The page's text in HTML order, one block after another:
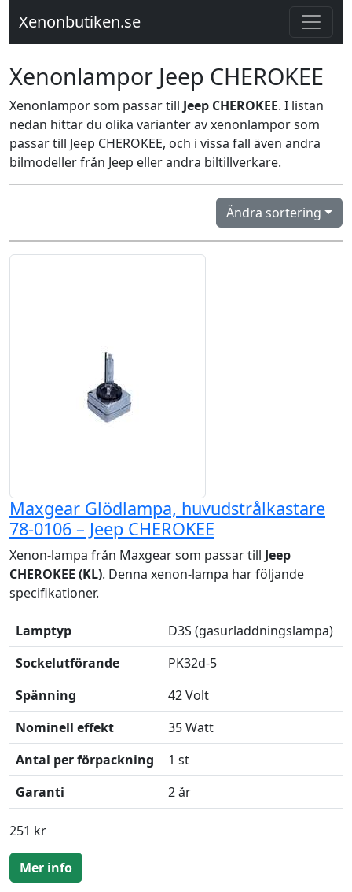
Xenonbutiken.se
Xenonlampor Jeep CHEROKEE
Xenonlampor som passar till Jeep CHEROKEE. I listan
nedan hittar du olika varianter av xenonlampor som
passar till Jeep CHEROKEE, och i vissa fall även andra
bilmodeller från Jeep eller andra biltillverkare.
Ändra sortering
Maxgear Glödlampa, huvudstrålkastare
78-0106 – Jeep CHEROKEE
Xenon-lampa från Maxgear som passar till Jeep
CHEROKEE (KL). Denna xenon-lampa har följande
specifikationer.
Lamptyp
D3S (gasurladdningslampa)
Sockelutförande
PK32d-5
Spänning
42 Volt
Nominell effekt
35 Watt
Antal per förpackning
1 st
Garanti
2 år
251 kr
Mer info